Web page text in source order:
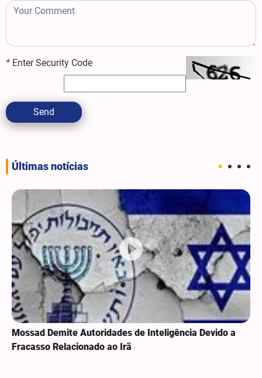
* Enter Security Code
Send
Últimas notícias
Mossad Demite Autoridades de Inteligência Devido a
Fracasso Relacionado ao Irã